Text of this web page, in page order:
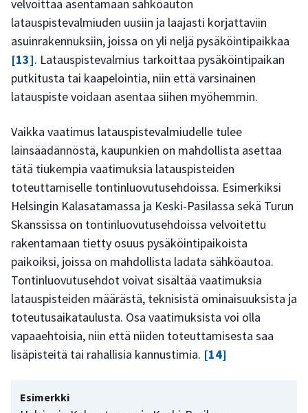
velvoittaa asentamaan sähköauton
latauspistevalmiuden uusiin ja laajasti korjattaviin
asuinrakennuksiin, joissa on yli neljä pysäköintipaikkaa
[13]. Latauspistevalmius tarkoittaa pysäköintipaikan
putkitusta tai kaapelointia, niin että varsinainen
latauspiste voidaan asentaa siihen myöhemmin.
Vaikka vaatimus latauspistevalmiudelle tulee
lainsäädännöstä, kaupunkien on mahdollista asettaa
tätä tiukempia vaatimuksia latauspisteiden
toteuttamiselle tontinluovutusehdoissa. Esimerkiksi
Helsingin Kalasatamassa ja Keski-Pasilassa sekä Turun
Skanssissa on tontinluovutusehdoissa velvoitettu
rakentamaan tietty osuus pysäköintipaikoista
paikoiksi, joissa on mahdollista ladata sähköautoa.
Tontinluovutusehdot voivat sisältää vaatimuksia
latauspisteiden määrästä, teknisistä ominaisuuksista ja
toteutusaikataulusta. Osa vaatimuksista voi olla
vapaaehtoisia, niin että niiden toteuttamisesta saa
lisäpisteitä tai rahallisia kannustimia. [14]
Esimerkki